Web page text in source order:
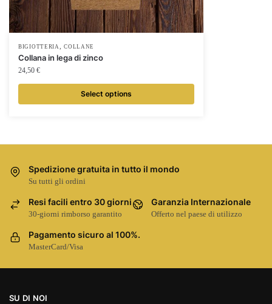
BIGIOTTERIA ,COLLANE
Collana in lega di zinco
24,50 €
Select options
Spedizione gratuita in tutto il mondo
Su tutti gli ordini
Resi facili entro 30 giorni
30-giorni rimborso garantito
Garanzia Internazionale
Offerto nel paese di utilizzo
Pagamento sicuro al 100%.
MasterCard/Visa
SU DI NOI